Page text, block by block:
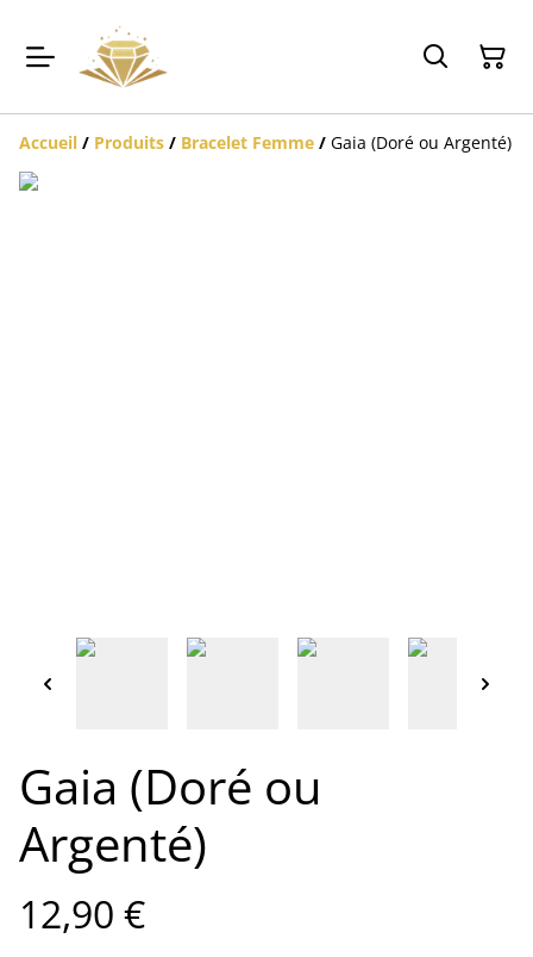
Accueil / Produits / Bracelet Femme / Gaia (Doré ou Argenté)
Gaia (Doré ou
Argenté)
12,90 €